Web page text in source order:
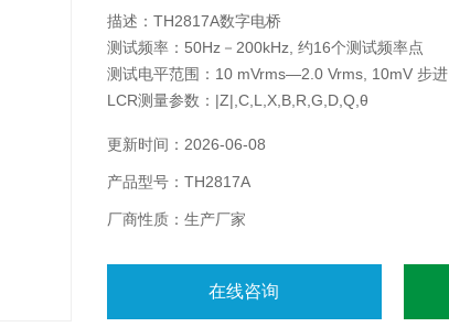
描述：TH2817A数字电桥
测试频率：50Hz－200kHz, 约16个测试频率点
测试电平范围：10 mVrms—2.0 Vrms, 10mV 步进
LCR测量参数：|Z|,C,L,X,B,R,G,D,Q,θ
更新时间：2026-06-08
产品型号：TH2817A
厂商性质：生产厂家
在线咨询